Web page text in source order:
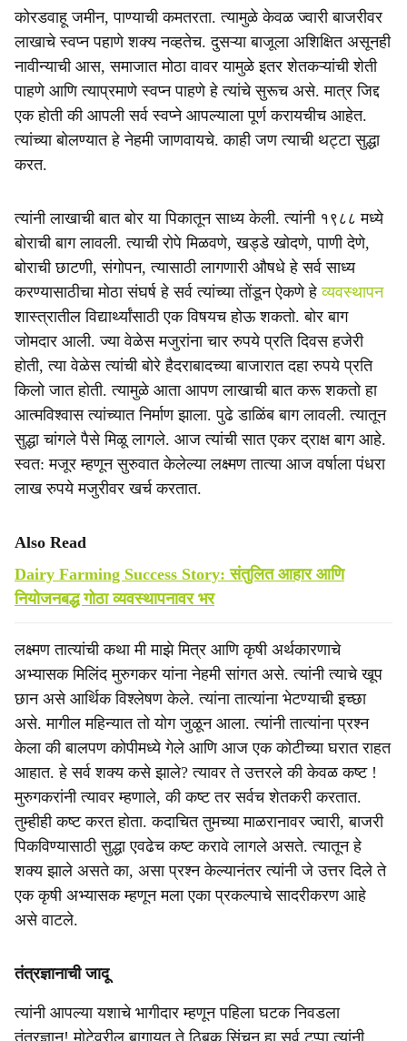
कोरडवाहू जमीन, पाण्याची कमतरता. त्यामुळे केवळ ज्वारी बाजरीवर
लाखाचे स्वप्न पहाणे शक्य नव्हतेच. दुसऱ्या बाजूला अशिक्षित असूनही
नावीन्याची आस, समाजात मोठा वावर यामुळे इतर शेतकऱ्यांची शेती
पाहणे आणि त्याप्रमाणे स्वप्न पाहणे हे त्यांचे सुरूच असे. मात्र जिद्द
एक होती की आपली सर्व स्वप्ने आपल्याला पूर्ण करायचीच आहेत.
त्यांच्या बोलण्यात हे नेहमी जाणवायचे. काही जण त्याची थट्टा सुद्धा
करत.
त्यांनी लाखाची बात बोर या पिकातून साध्य केली. त्यांनी १९८८ मध्ये
बोराची बाग लावली. त्याची रोपे मिळवणे, खड्डे खोदणे, पाणी देणे,
बोराची छाटणी, संगोपन, त्यासाठी लागणारी औषधे हे सर्व साध्य
करण्यासाठीचा मोठा संघर्ष हे सर्व त्यांच्या तोंडून ऐकणे हेव्यवस्थापन
शास्त्रातील विद्यार्थ्यांसाठी एक विषयच होऊ शकतो. बोर बाग
जोमदार आली. ज्या वेळेस मजुरांना चार रुपये प्रति दिवस हजेरी
होती, त्या वेळेस त्यांची बोरे हैदराबादच्या बाजारात दहा रुपये प्रति
किलो जात होती. त्यामुळे आता आपण लाखाची बात करू शकतो हा
आत्मविश्वास त्यांच्यात निर्माण झाला. पुढे डाळिंब बाग लावली. त्यातून
सुद्धा चांगले पैसे मिळू लागले. आज त्यांची सात एकर द्राक्ष बाग आहे.
स्वत: मजूर म्हणून सुरुवात केलेल्या लक्ष्मण तात्या आज वर्षाला पंधरा
लाख रुपये मजुरीवर खर्च करतात.
Also Read
Dairy Farming Success Story: संतुलित आहार आणि
नियोजनबद्ध गोठा व्यवस्थापनावर भर
लक्ष्मण तात्यांची कथा मी माझे मित्र आणि कृषी अर्थकारणाचे
अभ्यासक मिलिंद मुरुगकर यांना नेहमी सांगत असे. त्यांनी त्याचे खूप
छान असे आर्थिक विश्लेषण केले. त्यांना तात्यांना भेटण्याची इच्छा
असे. मागील महिन्यात तो योग जुळून आला. त्यांनी तात्यांना प्रश्न
केला की बालपण कोपीमध्ये गेले आणि आज एक कोटीच्या घरात राहत
आहात. हे सर्व शक्य कसे झाले? त्यावर ते उत्तरले की केवळ कष्ट !
मुरुगकरांनी त्यावर म्हणाले, की कष्ट तर सर्वच शेतकरी करतात.
तुम्हीही कष्ट करत होता. कदाचित तुमच्या माळरानावर ज्वारी, बाजरी
पिकविण्यासाठी सुद्धा एवढेच कष्ट करावे लागले असते. त्यातून हे
शक्य झाले असते का, असा प्रश्न केल्यानंतर त्यांनी जे उत्तर दिले ते
एक कृषी अभ्यासक म्हणून मला एका प्रकल्पाचे सादरीकरण आहे
असे वाटले.
तंत्रज्ञानाची जादू
त्यांनी आपल्या यशाचे भागीदार म्हणून पहिला घटक निवडला
तंत्रज्ञान! मोटेवरील बागायत ते ठिबक सिंचन हा सर्व टप्पा त्यांनी